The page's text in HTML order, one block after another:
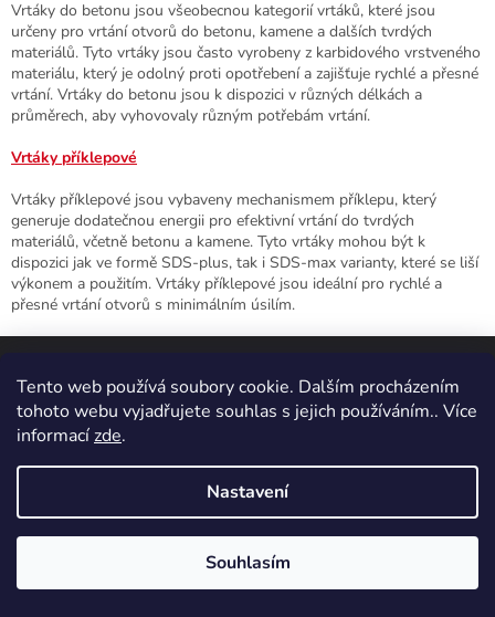
Tento web používá soubory cookie. Dalším procházením
tohoto webu vyjadřujete souhlas s jejich používáním.. Více
informacízde.
Nastavení
Souhlasím
Vrtáky do betonu jsou všeobecnou kategorií vrtáků, které jsou
určeny pro vrtání otvorů do betonu, kamene a dalších tvrdých
materiálů. Tyto vrtáky jsou často vyrobeny z karbidového vrstveného
materiálu, který je odolný proti opotřebení a zajišťuje rychlé a přesné
vrtání. Vrtáky do betonu jsou k dispozici v různých délkách a
průměrech, aby vyhovovaly různým potřebám vrtání.
Vrtáky příklepové
Vrtáky příklepové jsou vybaveny mechanismem příklepu, který
generuje dodatečnou energii pro efektivní vrtání do tvrdých
materiálů, včetně betonu a kamene. Tyto vrtáky mohou být k
dispozici jak ve formě SDS-plus, tak i SDS-max varianty, které se liší
výkonem a použitím. Vrtáky příklepové jsou ideální pro rychlé a
přesné vrtání otvorů s minimálním úsilím.
Z
Odebírat newsletter
Vložte svůj e-mail a my vám budeme zasílat informace o nových
produktech na našem e-shopu.
E-mail
5% SLEVA NA PRVNÍ NÁKUP